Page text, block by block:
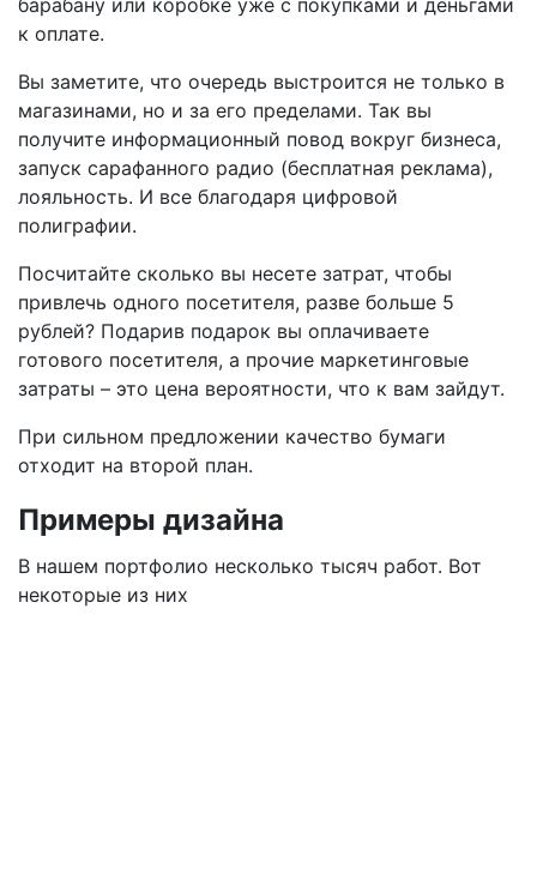
барабану или коробке уже с покупками и деньгами
к оплате.
Вы заметите, что очередь выстроится не только в
магазинами, но и за его пределами. Так вы
получите информационный повод вокруг бизнеса,
запуск сарафанного радио (бесплатная реклама),
лояльность. И все благодаря цифровой
полиграфии.
Посчитайте сколько вы несете затрат, чтобы
привлечь одного посетителя, разве больше 5
рублей? Подарив подарок вы оплачиваете
готового посетителя, а прочие маркетинговые
затраты – это цена вероятности, что к вам зайдут.
При сильном предложении качество бумаги
отходит на второй план.
Примеры дизайна
В нашем портфолио несколько тысяч работ. Вот
некоторые из них